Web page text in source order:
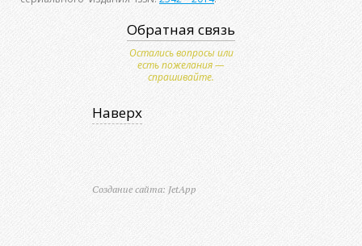
Обратная связь
Остались вопросы или
есть пожелания —
спрашивайте.
Наверх
Создание сайта: JetApp